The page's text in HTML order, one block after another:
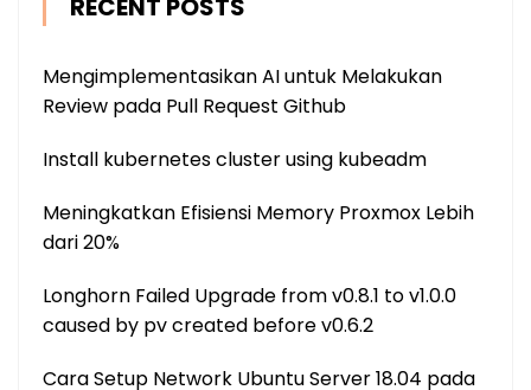
RECENT POSTS
Mengimplementasikan AI untuk Melakukan
Review pada Pull Request Github
Install kubernetes cluster using kubeadm
Meningkatkan Efisiensi Memory Proxmox Lebih
dari 20%
Longhorn Failed Upgrade from v0.8.1 to v1.0.0
caused by pv created before v0.6.2
Cara Setup Network Ubuntu Server 18.04 pada